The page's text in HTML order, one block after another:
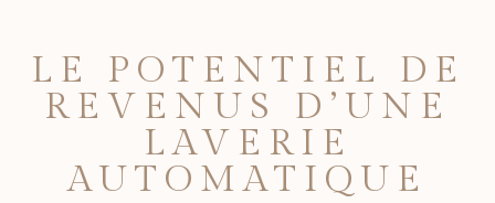
LE POTENTIEL DE
REVENUS D’UNE
LAVERIE
AUTOMATIQUE